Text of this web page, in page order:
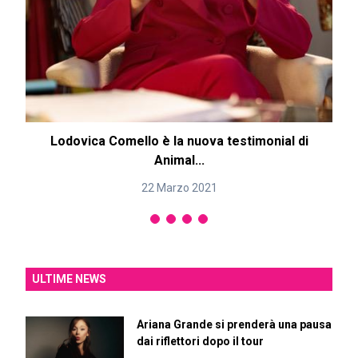
Lodovica Comello è la nuova testimonial di
Animal...
22 Marzo 2021
ULTIME NEWS
Ariana Grande si prenderà una pausa
dai riflettori dopo il tour